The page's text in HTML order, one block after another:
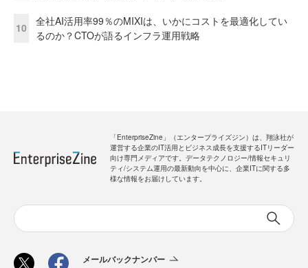
10
全社AI活用率99％のMIXIは、いかにコストを最適化してい
るのか？CTOが語るインフラ運用戦略
「EnterpriseZine」（エンタープライズジン）は、翔泳社が
運営する企業のIT活用とビジネス成長を支援するITリーダー
向け専門メディアです。データテクノロジー/情報セキュリ
ティ/システム運用の最新動向を中心に、企業ITに関する多
様な情報をお届けしています。
メールバックナンバー